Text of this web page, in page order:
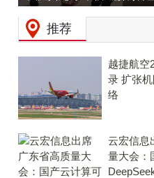
术特展 在大阪世博会中国馆
成功举行
推荐
越捷航空
录 扩张
络
云宏信息
量大会：